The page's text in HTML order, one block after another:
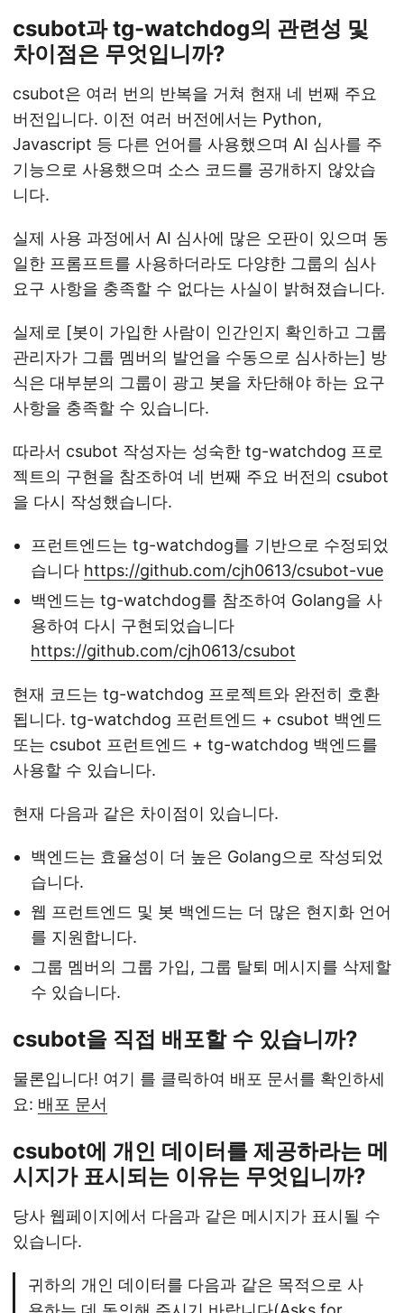
csubot과 tg-watchdog의 관련성 및
차이점은 무엇입니까?
csubot은 여러 번의 반복을 거쳐 현재 네 번째 주요
버전입니다. 이전 여러 버전에서는 Python,
Javascript 등 다른 언어를 사용했으며 AI 심사를 주
기능으로 사용했으며 소스 코드를 공개하지 않았습
니다.
실제 사용 과정에서 AI 심사에 많은 오판이 있으며 동
일한 프롬프트를 사용하더라도 다양한 그룹의 심사
요구 사항을 충족할 수 없다는 사실이 밝혀졌습니다.
실제로 [봇이 가입한 사람이 인간인지 확인하고 그룹
관리자가 그룹 멤버의 발언을 수동으로 심사하는] 방
식은 대부분의 그룹이 광고 봇을 차단해야 하는 요구
사항을 충족할 수 있습니다.
따라서 csubot 작성자는 성숙한 tg-watchdog 프로
젝트의 구현을 참조하여 네 번째 주요 버전의 csubot
을 다시 작성했습니다.
프런트엔드는 tg-watchdog를 기반으로 수정되었
습니다 https://github.com/cjh0613/csubot-vue
백엔드는 tg-watchdog를 참조하여 Golang을 사
용하여 다시 구현되었습니다
https://github.com/cjh0613/csubot
현재 코드는 tg-watchdog 프로젝트와 완전히 호환
됩니다. tg-watchdog 프런트엔드 + csubot 백엔드
또는 csubot 프런트엔드 + tg-watchdog 백엔드를
사용할 수 있습니다.
현재 다음과 같은 차이점이 있습니다.
백엔드는 효율성이 더 높은 Golang으로 작성되었
습니다.
웹 프런트엔드 및 봇 백엔드는 더 많은 현지화 언어
를 지원합니다.
그룹 멤버의 그룹 가입, 그룹 탈퇴 메시지를 삭제할
수 있습니다.
csubot을 직접 배포할 수 있습니까?
물론입니다! 여기 를 클릭하여 배포 문서를 확인하세
요: 배포 문서
csubot에 개인 데이터를 제공하라는 메
시지가 표시되는 이유는 무엇입니까?
당사 웹페이지에서 다음과 같은 메시지가 표시될 수
있습니다.
귀하의 개인 데이터를 다음과 같은 목적으로 사